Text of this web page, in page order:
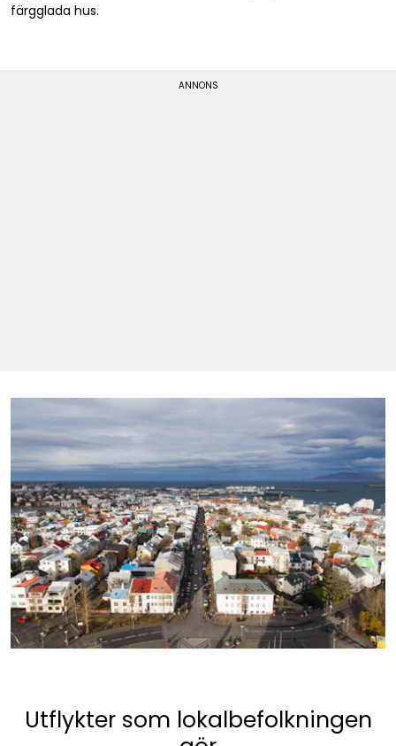
färgglada hus.
Utflykter som lokalbefolkningen